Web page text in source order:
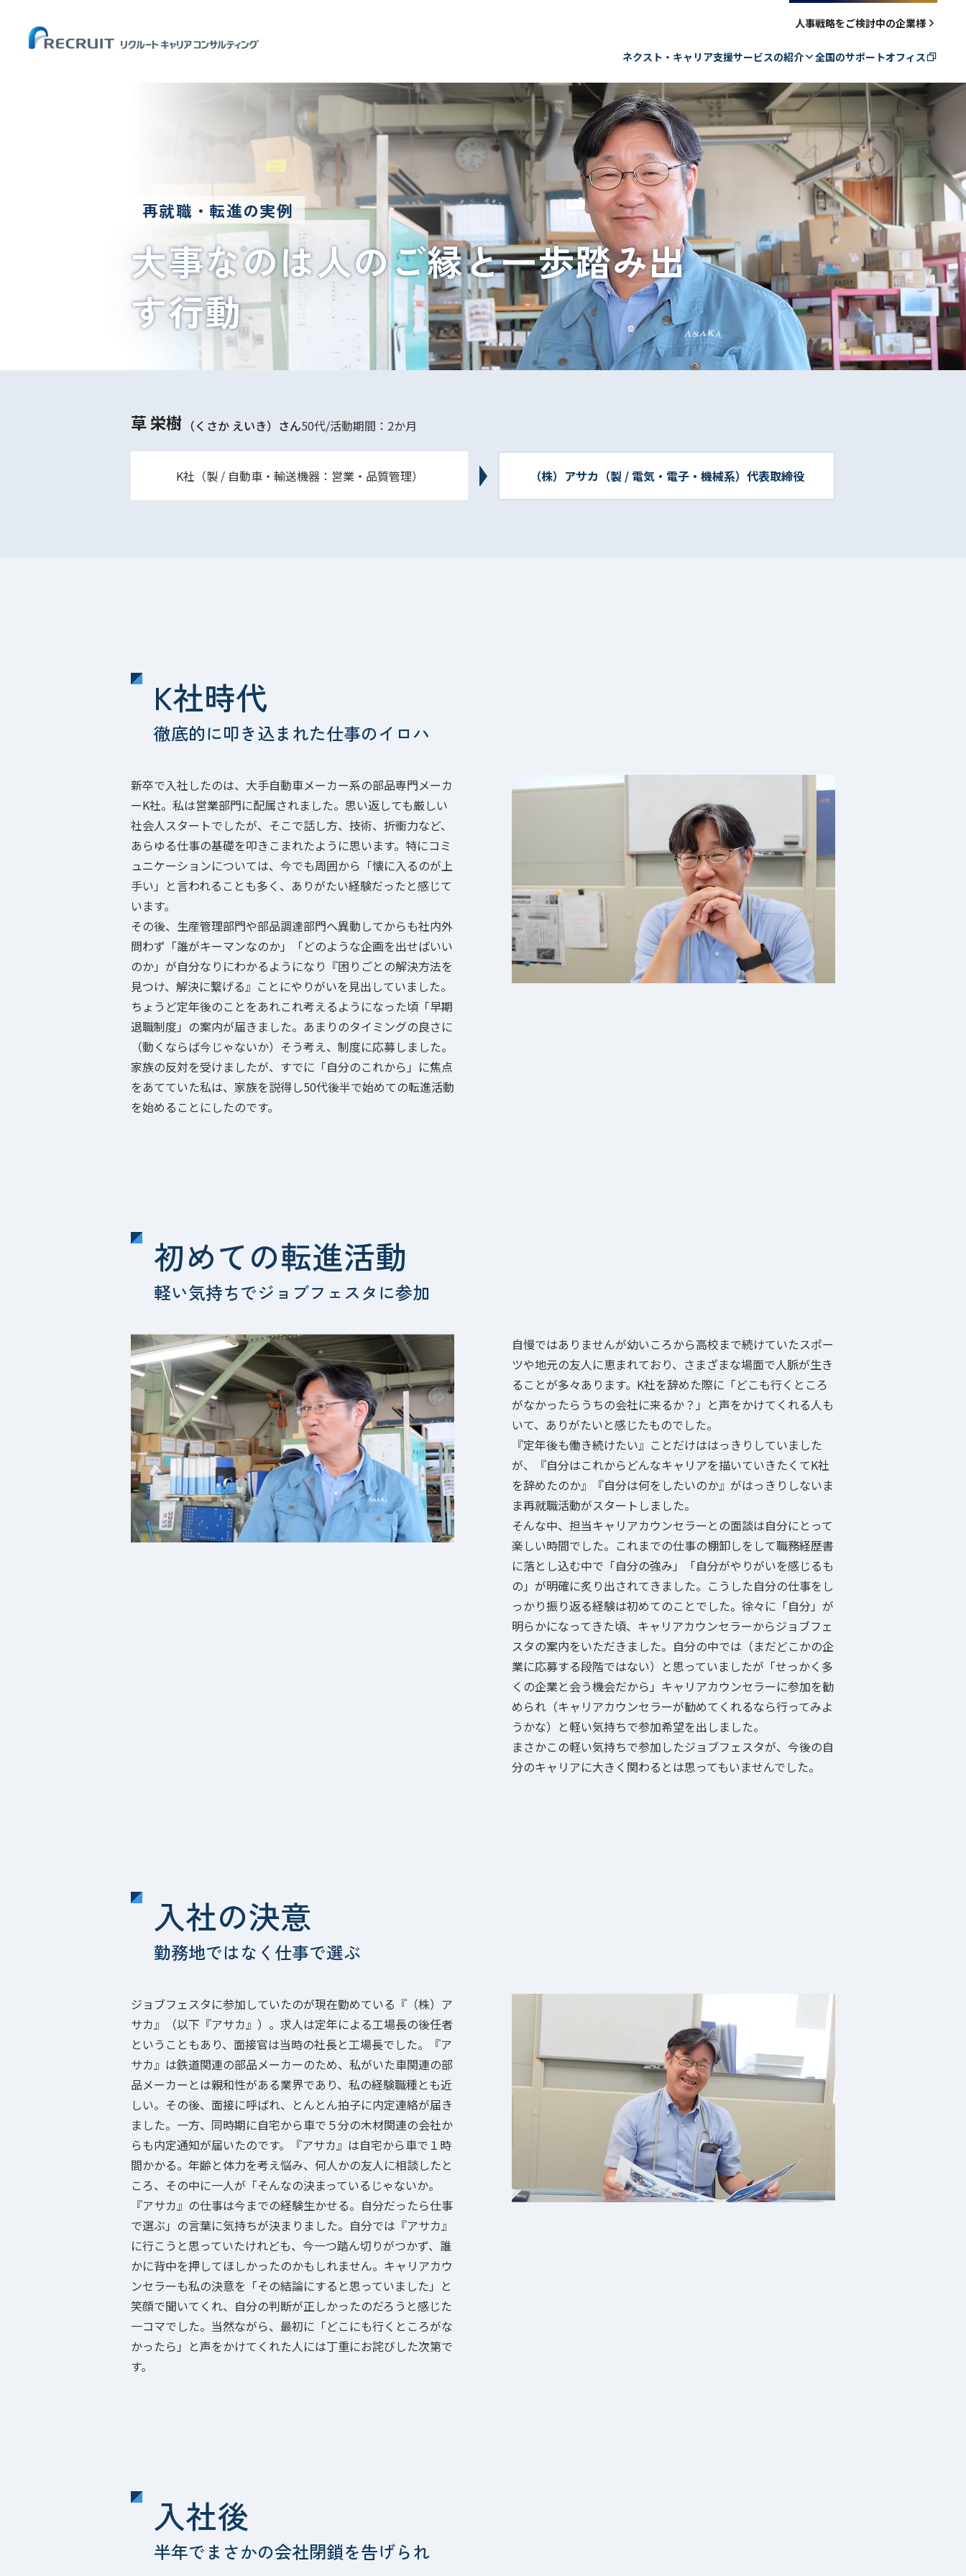
人事戦略をご検討中の企業様
ネクスト・キャリア支援サービスの紹介
サービスの流れ
再就職支援の詳細
多様な生き方・働き方支援の詳細
再就職・転進の実例
数字で見る支援実績
転進活動をサポートするコンテンツ
スタッフ紹介
全国のサポートオフィス
多様な生き方・働き方支援の詳細
再就職・転進の実例
数字で見る支援実績
転進活動をサポートするコンテンツ
スタッフ紹介
よくある質問
再就職・転進の実例
大事なのは人のご縁と一歩踏み出
す行動
草 栄樹 （くさか えいき） さん50代/活動期間：2か月
K社（製 / 自動車・輸送機器：営業・品質管理） （株）アサカ（製 / 電気・電子・機械系）代表取締役
K社時代
徹底的に叩き込まれた仕事のイロハ
新卒で入社したのは、大手自動車メーカー系の部品専門メーカ
ーK社。私は営業部門に配属されました。思い返しても厳しい
社会人スタートでしたが、そこで話し方、技術、折衝力など、
あらゆる仕事の基礎を叩きこまれたように思います。特にコミ
ュニケーションについては、今でも周囲から「懐に入るのが上
手い」と言われることも多く、ありがたい経験だったと感じて
います。
その後、生産管理部門や部品調達部門へ異動してからも社内外
問わず「誰がキーマンなのか」「どのような企画を出せばいい
のか」が自分なりにわかるようになり『困りごとの解決方法を
見つけ、解決に繋げる』ことにやりがいを見出していました。
ちょうど定年後のことをあれこれ考えるようになった頃「早期
退職制度」の案内が届きました。あまりのタイミングの良さに
（動くならば今じゃないか）そう考え、制度に応募しました。
家族の反対を受けましたが、すでに「自分のこれから」に焦点
をあてていた私は、家族を説得し50代後半で始めての転進活動
を始めることにしたのです。
初めての転進活動
軽い気持ちでジョブフェスタに参加
自慢ではありませんが幼いころから高校まで続けていたスポー
ツや地元の友人に恵まれており、さまざまな場面で人脈が生き
ることが多々あります。K社を辞めた際に「どこも行くところ
がなかったらうちの会社に来るか？」と声をかけてくれる人も
いて、ありがたいと感じたものでした。
『定年後も働き続けたい』ことだけははっきりしていました
が、『自分はこれからどんなキャリアを描いていきたくてK社
を辞めたのか』『自分は何をしたいのか』がはっきりしないま
ま再就職活動がスタートしました。
そんな中、担当キャリアカウンセラーとの面談は自分にとって
楽しい時間でした。これまでの仕事の棚卸しをして職務経歴書
に落とし込む中で「自分の強み」「自分がやりがいを感じるも
の」が明確に炙り出されてきました。こうした自分の仕事をし
っかり振り返る経験は初めてのことでした。徐々に「自分」が
明らかになってきた頃、キャリアカウンセラーからジョブフェ
スタの案内をいただきました。自分の中では（まだどこかの企
業に応募する段階ではない）と思っていましたが「せっかく多
くの企業と会う機会だから」キャリアカウンセラーに参加を勧
められ（キャリアカウンセラーが勧めてくれるなら行ってみよ
うかな）と軽い気持ちで参加希望を出しました。
まさかこの軽い気持ちで参加したジョブフェスタが、今後の自
分のキャリアに大きく関わるとは思ってもいませんでした。
入社の決意
勤務地ではなく仕事で選ぶ
ジョブフェスタに参加していたのが現在勤めている『（株）ア
サカ』（以下『アサカ』）。求人は定年による工場長の後任者
ということもあり、面接官は当時の社長と工場長でした。『ア
サカ』は鉄道関連の部品メーカーのため、私がいた車関連の部
品メーカーとは親和性がある業界であり、私の経験職種とも近
しい。その後、面接に呼ばれ、とんとん拍子に内定連絡が届き
ました。一方、同時期に自宅から車で５分の木材関連の会社か
らも内定通知が届いたのです。『アサカ』は自宅から車で１時
間かかる。年齢と体力を考え悩み、何人かの友人に相談したと
ころ、その中に一人が「そんなの決まっているじゃないか。
『アサカ』の仕事は今までの経験生かせる。自分だったら仕事
で選ぶ」の言葉に気持ちが決まりました。自分では『アサカ』
に行こうと思っていたけれども、今一つ踏ん切りがつかず、誰
かに背中を押してほしかったのかもしれません。キャリアカウ
ンセラーも私の決意を「その結論にすると思っていました」と
笑顔で聞いてくれ、自分の判断が正しかったのだろうと感じた
一コマでした。当然ながら、最初に「どこにも行くところがな
かったら」と声をかけてくれた人には丁重にお詫びした次第で
す。
入社後
半年でまさかの会社閉鎖を告げられ